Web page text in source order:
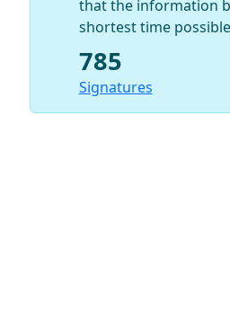
that the information
shortest time
785
Signatures